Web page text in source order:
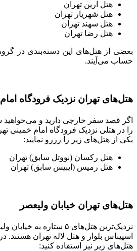
هتل آرین تهران
هتل شهریار تهران
هتل سهند تهران
هتل رضا تهران
بعضی از هتل‌های این دسته‌بندی در
حساب می‌آیند.
هتل‌های تهران نزدیک فرودگاه امام
اگر قصد سفر خارجی دارید و می‌خواهید
را در هتلی نزدیک فرودگاه امام خمینی
یکی از هتل‌های زیر را رزرو نمایید:
هتل رکسان (نووتل سابق) تهران
هتل رمیس (ایبیس سابق) تهران
هتل‌های تهران خیابان ولیعصر
نزدیک‌ترین هتل‌های ۵ ستاره
اسپیناس بلوار و هتل لاله تهران هستند.
هتل‌های زیر نیز استفاده کنید: